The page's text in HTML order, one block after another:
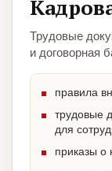
Трудовые
и договорная
правила
трудовые
для
приказы о